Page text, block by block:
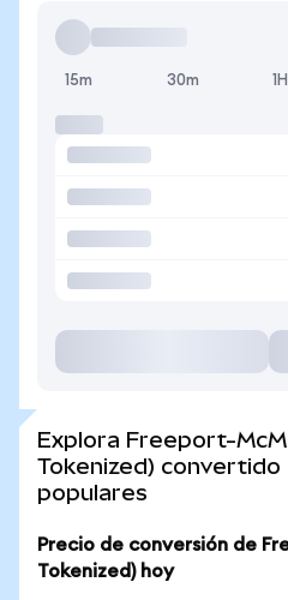
15m 30m 1H
Explora Freeport-
Tokenized) convertido
populares
Precio de conversión de
Tokenized) hoy